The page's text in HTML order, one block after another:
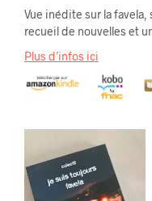
Vue inédite sur la
recueil de nouvelles et
Plus d’infos ici